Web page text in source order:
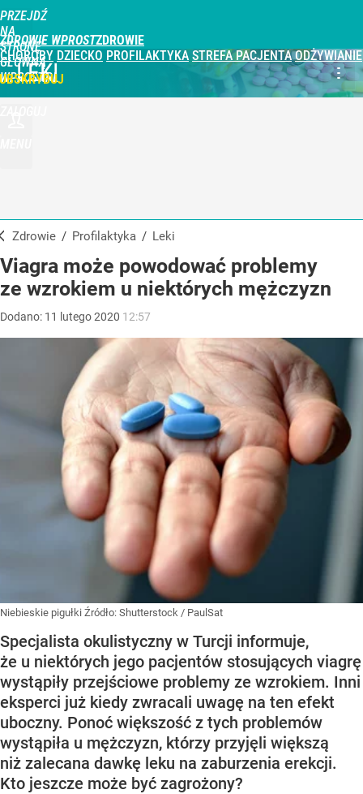
PRZEJDŹ
NA
STRONĘ
GŁÓWNĄ
WPROST.PL
ZDROWIE WPROST
CHOROBY DZIECKO PROFILAKTYKA STREFA PACJENTA ODŻYWIANIE
LEKI
Zdrowie / Profilaktyka / Leki
Viagra może powodować problemy
ze wzrokiem u niektórych mężczyzn
Dodano: 11 lutego2020 12:57
Niebieskie pigułki Źródło: Shutterstock / PaulSat
Specjalista okulistyczny w Turcji informuje,
że u niektórych jego pacjentów stosujących viagrę
wystąpiły przejściowe problemy ze wzrokiem. Inni
eksperci już kiedy zwracali uwagę na ten efekt
uboczny. Ponoć większość z tych problemów
wystąpiła u mężczyzn, którzy przyjęli większą
niż zalecana dawkę leku na zaburzenia erekcji.
Kto jeszcze może być zagrożony?